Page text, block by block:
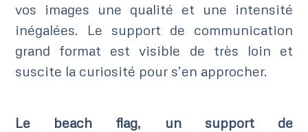
vos images une qualité et une intensité
inégalées. Le support de communication
grand format est visible de très loin et
suscite la curiosité pour s’en approcher.
Le beach flag, un support de